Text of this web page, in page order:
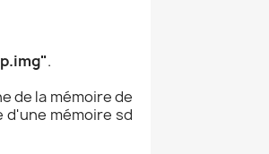
.
de la mémoire de
d'une mémoire sd